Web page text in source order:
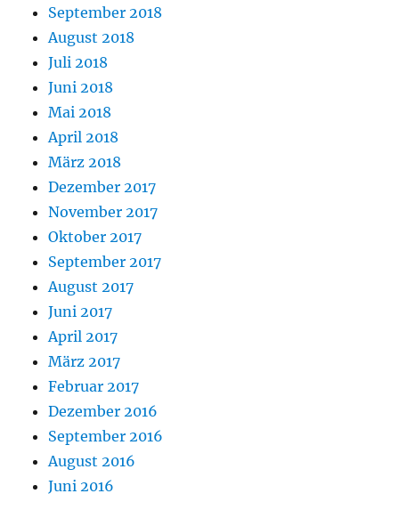
September 2018
August 2018
Juli 2018
Juni 2018
Mai 2018
April 2018
März 2018
Dezember 2017
November 2017
Oktober 2017
September 2017
August 2017
Juni 2017
April 2017
März 2017
Februar 2017
Dezember 2016
September 2016
August 2016
Juni 2016